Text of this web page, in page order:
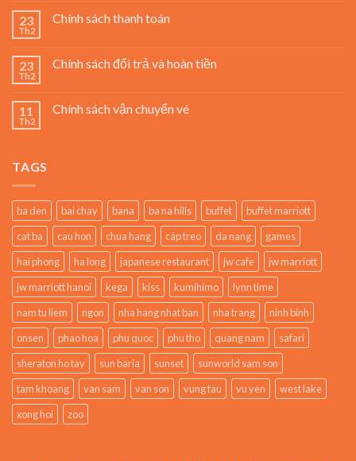
23
Th2
Chính sách thanh toán
23
Th2
Chính sách đổi trả và hoàn tiền
11
Th2
Chính sách vận chuyển vé
TAGS
ba den bai chay bana ba na hills buffet
buffet marriott
cat ba
cau hon chua hang cáp treo da nang
games
hai phong
ha long japanese restaurant jw cafe
jw marriott
jw marriott hanoi
kega kiss kumihimo
lynn time
nam tu liem
ngon nha hang nhat ban nha trang
ninh binh
onsen
phao hoa phu quoc phu tho quang nam
safari
sheraton ho tay
sun baria sunset
sunworld sam son
tam khoang
van sam van son vung tau vu yen
west lake
xong hoi
zoo